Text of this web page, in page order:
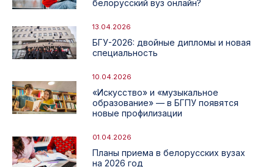
белорусский вуз онлайн?
13.04.2026
БГУ-2026: двойные дипломы и новая
специальность
10.04.2026
«Искусство» и «музыкальное
образование» — в БГПУ появятся
новые профилизации
01.04.2026
Планы приема в белорусских вузах
на 2026 год